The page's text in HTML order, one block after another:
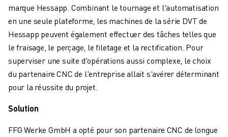
FORMATION ET ÉDUCATION
FANUC ACADEMY
SOLUTIONS POUR LES INDUSTRIES
SOLUTIONS POUR L'ÉDUCATION
WORLDSKILLS ET JEUNES TALENTS
ÉVÉNEMENTS ÉDUCATIFS
ACTUALITÉS ET MÉDIAS
EVÉNEMENTS
marque Hessapp. Combinant le tournage et l'automatisation
en une seule plateforme, les machines de la série DVT de
Hessapp peuvent également effectuer des tâches telles que
le fraisage, le perçage, le filetage et la rectification. Pour
superviser une suite d'opérations aussi complexe, le choix
du partenaire CNC de l'entreprise allait s'avérer déterminant
pour la réussite du projet.
Solution
FFG Werke GmbH a opté pour son partenaire CNC de longue